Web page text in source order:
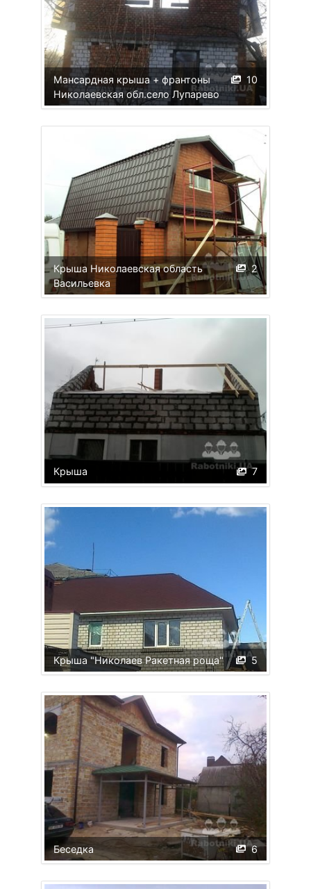
10
Мансардная крыша + франтоны
Николаевская обл.село Лупарево
2
Крыша Николаевская область
Васильевка
7
Крыша
5
Крыша "Николаев Ракетная роща"
6
Беседка